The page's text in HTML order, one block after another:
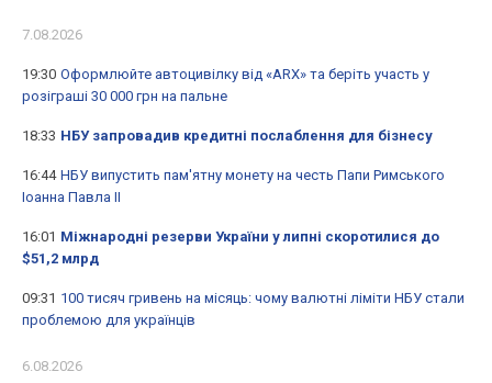
7.08.2026
19:30 Оформлюйте автоцивілку від «ARX» та беріть участь у
розіграші 30 000 грн на пальне
18:33 НБУ запровадив кредитні послаблення для бізнесу
16:44 НБУ випустить пам'ятну монету на честь Папи Римського
Іоанна Павла II
16:01 Міжнародні резерви України у липні скоротилися до
$51,2 млрд
09:31 100 тисяч гривень на місяць: чому валютні ліміти НБУ стали
проблемою для українців
6.08.2026